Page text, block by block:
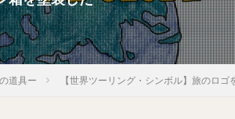
道具ー 【世界ツーリング・シンボル】旅のロ